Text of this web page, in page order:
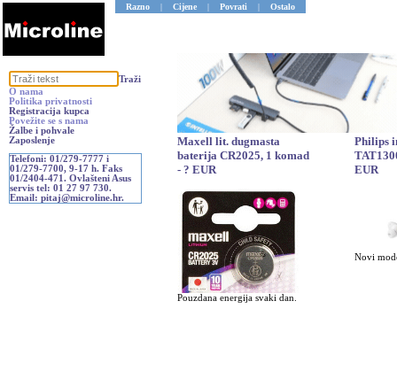
Razno | Cijene | Povrati | Ostalo
Traži
O nama
Politika privatnosti
Registracija kupca
Povežite se s nama
Žalbe i pohvale
Zaposlenje
Telefoni: 01/279-7777 i
01/279-7700, 9-17 h. Faks
01/2404-471. Ovlašteni Asus
servis tel: 01 27 97 730.
Email: pitaj@microline.hr.
Maxell lit. dugmasta
baterija CR2025, 1 komad
- ? EUR
Pouzdana energija svaki dan.
Philips
EUR
Novi